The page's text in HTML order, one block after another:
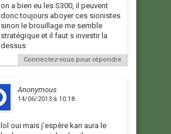
on a bien eu les S300, il peuvent
donc toujours aboyer ces sionistes
sinon le brouillage me semble
stratégique et il faut s investir la
dessus
Connectez-vous pour répondre
Anonymous
14/06/2013 à 10:18
lol oui mais j’espère kan aura le